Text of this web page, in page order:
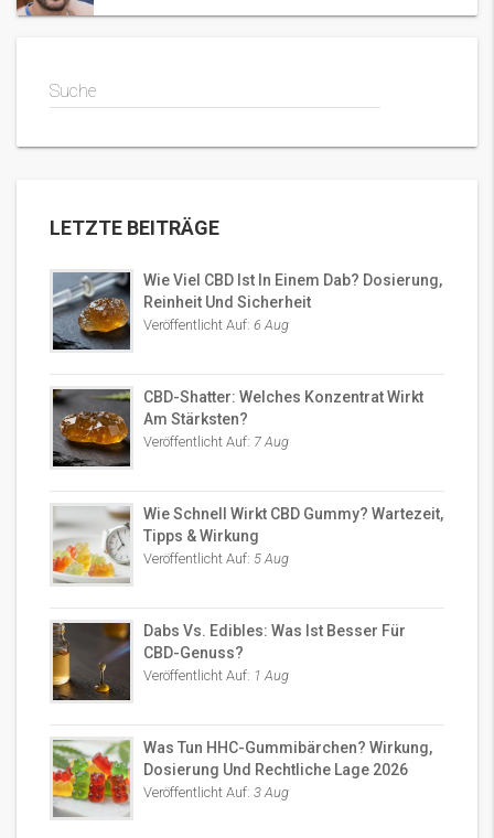
Suche
LETZTE BEITRÄGE
Wie Viel CBD Ist In Einem Dab? Dosierung,
Reinheit Und Sicherheit
Veröffentlicht Auf: 6 Aug
CBD-Shatter: Welches Konzentrat Wirkt
Am Stärksten?
Veröffentlicht Auf: 7 Aug
Wie Schnell Wirkt CBD Gummy? Wartezeit,
Tipps & Wirkung
Veröffentlicht Auf: 5 Aug
Dabs Vs. Edibles: Was Ist Besser Für
CBD-Genuss?
Veröffentlicht Auf: 1 Aug
Was Tun HHC-Gummibärchen? Wirkung,
Dosierung Und Rechtliche Lage 2026
Veröffentlicht Auf: 3 Aug